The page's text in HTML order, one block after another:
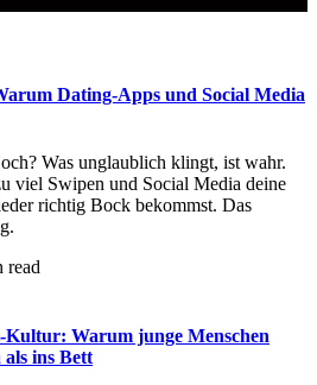
Dating-Apps und Social Media
Was unglaublich klingt, ist wahr.
viel Swipen und Social Media deine
richtig Bock bekommst. Das
read
Kultur: Warum junge Menschen
ins Bett